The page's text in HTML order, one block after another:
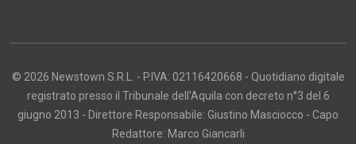
© 2026 Newstown S.R.L. - P.IVA: 02116420668 - Quotidiano digitale
registrato presso il Tribunale dell'Aquila con decreto n°3 del 6
giugno 2013 - Direttore Responsabile: Giustino Masciocco - Capo
Redattore: Marco Giancarli